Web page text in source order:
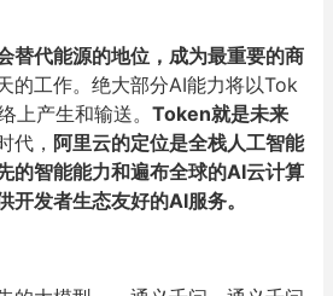
替代能源的地位，成为最重要的商
的工作。绝大部分AI能力将以Tok
上产生和输送。 Token就是未来
代， 阿里云的定位是全栈人工智能
的智能能力和遍布全球的AI云计算
开发者生态友好的AI服务。